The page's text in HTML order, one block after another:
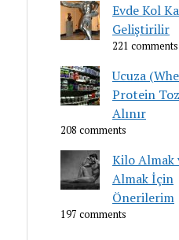
Evde Kol
Geliştirilir
221 comments
Ucuza
Protein
Alınır
208 comments
Kilo Almak
Almak İçin
Önerilerim
197 comments